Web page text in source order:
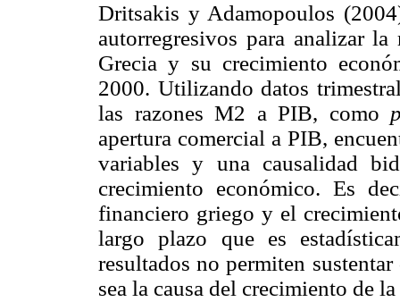
Dritsakis y Adamopoulos
autorregresivos para analizar
Grecia y su crecimiento
2000. Utilizando datos
las razones M2 a PIB, como
apertura comercial a PIB,
variables y una causalidad
crecimiento económico. Es
financiero griego y el
largo plazo que es
resultados no permiten
sea la causa del crecimiento de